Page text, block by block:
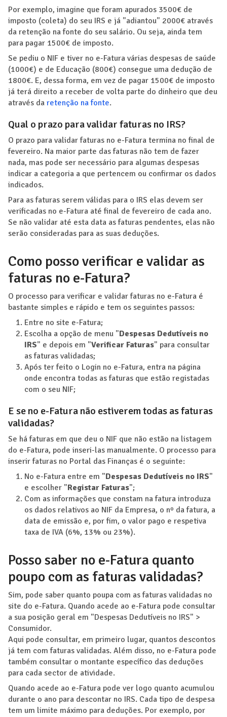
Por exemplo, imagine que foram apurados 3500€ de
imposto (coleta) do seu IRS e já "adiantou" 2000€ através
da retenção na fonte do seu salário. Ou seja, ainda tem
para pagar 1500€ de imposto.
Se pediu o NIF e tiver no e-Fatura várias despesas de saúde
(1000€) e de Educação (800€) consegue uma dedução de
1800€. E, dessa forma, em vez de pagar 1500€ de imposto
já terá direito a receber de volta parte do dinheiro que deu
através da retenção na fonte.
Qual o prazo para validar faturas no IRS?
O prazo para validar faturas no e-Fatura termina no final de
fevereiro. Na maior parte das faturas não tem de fazer
nada, mas pode ser necessário para algumas despesas
indicar a categoria a que pertencem ou confirmar os dados
indicados.
Para as faturas serem válidas para o IRS elas devem ser
verificadas no e-Fatura até final de fevereiro de cada ano.
Se não validar até esta data as faturas pendentes, elas não
serão consideradas para as suas deduções.
Como posso verificar e validar as
faturas no e-Fatura?
O processo para verificar e validar faturas no e-Fatura é
bastante simples e rápido e tem os seguintes passos:
Entre no site e-Fatura;
Escolha a opção de menu "Despesas Dedutíveis no
IRS" e depois em "Verificar Faturas" para consultar
as faturas validadas;
Após ter feito o Login no e-Fatura, entra na página
onde encontra todas as faturas que estão registadas
com o seu NIF;
E se no e-Fatura não estiverem todas as faturas
validadas?
Se há faturas em que deu o NIF que não estão na listagem
do e-Fatura, pode inseri-las manualmente. O processo para
inserir faturas no Portal das Finanças é o seguinte:
No e-Fatura entre em "Despesas Dedutíveis no IRS"
e escolher "Registar Faturas";
Com as informações que constam na fatura introduza
os dados relativos ao NIF da Empresa, o nº da fatura, a
data de emissão e, por fim, o valor pago e respetiva
taxa de IVA (6%, 13% ou 23%).
Posso saber no e-Fatura quanto
poupo com as faturas validadas?
Sim, pode saber quanto poupa com as faturas validadas no
site do e-Fatura. Quando acede ao e-Fatura pode consultar
a sua posição geral em "Despesas Dedutíveis no IRS" >
Consumidor.
Aqui pode consultar, em primeiro lugar, quantos descontos
já tem com faturas validadas. Além disso, no e-Fatura pode
também consultar o montante específico das deduções
para cada sector de atividade.
Quando acede ao e-Fatura pode ver logo quanto acumulou
durante o ano para descontar no IRS. Cada tipo de despesa
tem um limite máximo para deduções. Por exemplo, por